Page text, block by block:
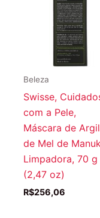
Beleza
Swisse,
com a Pele,
Máscara de
de Mel de
Limpadora, 70 g
(2,47 oz)
R$256,06